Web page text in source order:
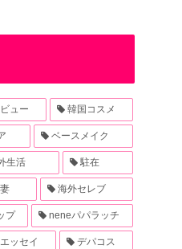
ュー 韓国コスメ
ベースメイク
生活 駐在
海外セレブ
プ neneパパラッチ
エッセイ デパコス